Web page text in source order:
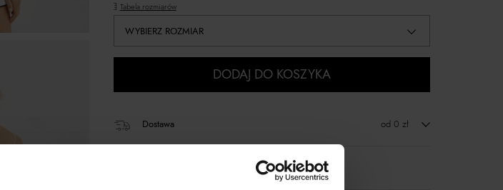
Tabela rozmiarów
WYBIERZ ROZMIAR
DODAJ DO KOSZYKA
Dostawa od 0 zł